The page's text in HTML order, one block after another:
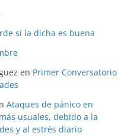
si la dicha es buena
en Primer Conversatorio
Ataques de pánico en
usuales, debido a la
y al estrés diario